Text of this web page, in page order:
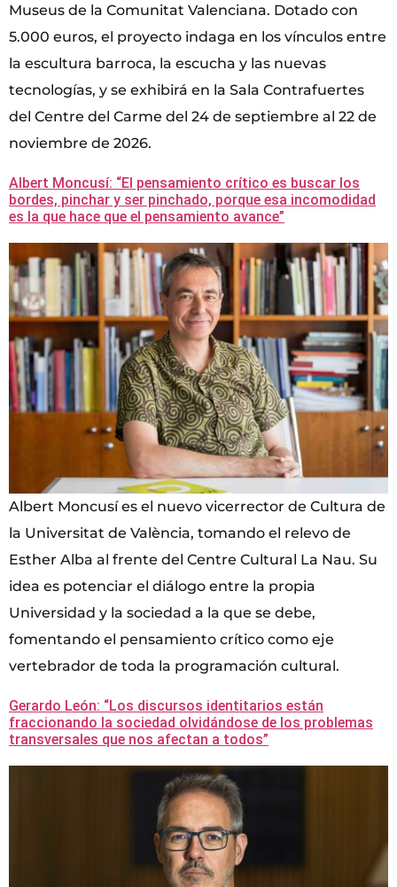
Museus de la Comunitat Valenciana. Dotado con
5.000 euros, el proyecto indaga en los vínculos entre
la escultura barroca, la escucha y las nuevas
tecnologías, y se exhibirá en la Sala Contrafuertes
del Centre del Carme del 24 de septiembre al 22 de
noviembre de 2026.
Albert Moncusí: “El pensamiento crítico es buscar los
bordes, pinchar y ser pinchado, porque esa incomodidad
es la que hace que el pensamiento avance”
Albert Moncusí es el nuevo vicerrector de Cultura de
la Universitat de València, tomando el relevo de
Esther Alba al frente del Centre Cultural La Nau. Su
idea es potenciar el diálogo entre la propia
Universidad y la sociedad a la que se debe,
fomentando el pensamiento crítico como eje
vertebrador de toda la programación cultural.
Gerardo León: “Los discursos identitarios están
fraccionando la sociedad olvidándose de los problemas
transversales que nos afectan a todos”